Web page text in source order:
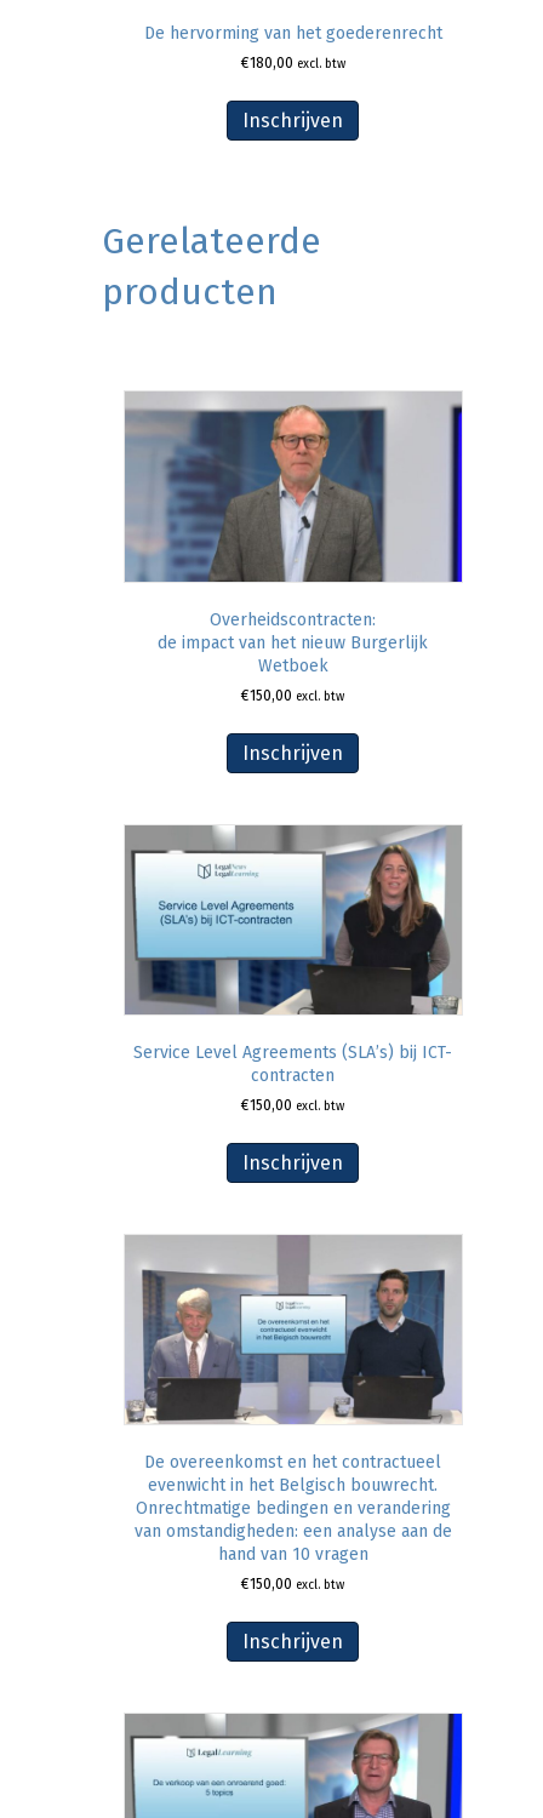
De hervorming van het goederenrecht
€180,00 excl. btw
Inschrijven
Gerelateerde
producten
Overheidscontracten:
de impact van het nieuw Burgerlijk
Wetboek
€150,00 excl. btw
Inschrijven
Service Level Agreements (SLA’s) bij ICT-
contracten
€150,00 excl. btw
Inschrijven
De overeenkomst en het contractueel
evenwicht in het Belgisch bouwrecht.
Onrechtmatige bedingen en verandering
van omstandigheden: een analyse aan de
hand van 10 vragen
€150,00 excl. btw
Inschrijven